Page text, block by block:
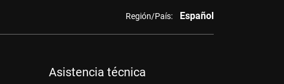
Región/País: Español
Asistencia técnica